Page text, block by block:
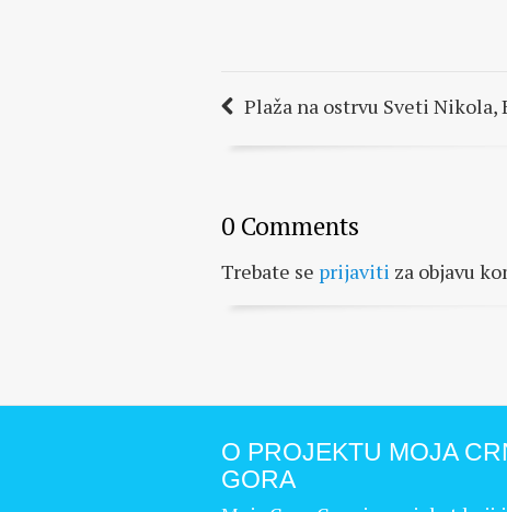
Plaža na ostrvu Sveti Nikola,
0 Comments
Trebate se prijaviti za objavu
O PROJEKTU MOJA
GORA